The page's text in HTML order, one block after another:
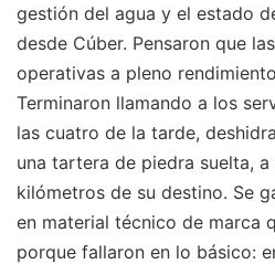
gestión del agua y el estado
desde Cúber. Pensaron que
operativas a pleno
Terminaron llamando a los
las cuatro de la tarde,
una tartera de piedra suelta,
kilómetros de su destino. Se
en material técnico de marca
porque fallaron en lo básico: